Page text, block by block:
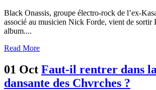
Black Onassis, groupe électro-rock de l’ex-
associé au musicien Nick Forde, vient de sortir
album....
Read More
01 Oct Faut-il rentrer dans
dansante des Chvrches ?